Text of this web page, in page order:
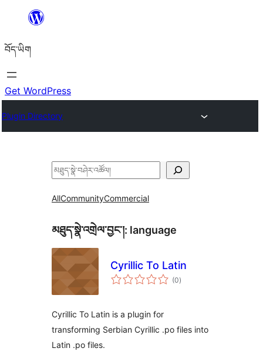
content
བོད་ཡིག
Get WordPress
Plugin Directory
བཤེར་
AllCommunityCommercial
མཐུད་སྣེ་འགྲེལ་བྱང་།: language
Cyrillic To Latin
(0གདེང་
འཇོག་
)
Cyrillic To Latin is a plugin for
transforming Serbian Cyrillic .po files into
Latin .po files.